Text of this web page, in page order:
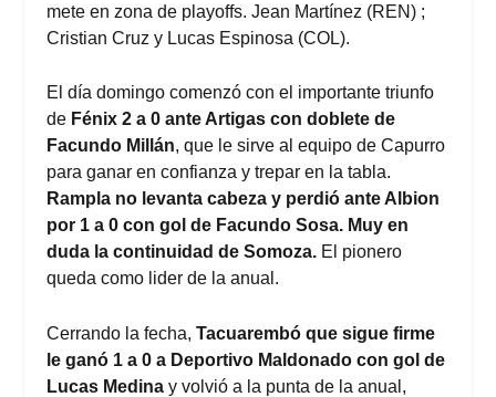
mete en zona de playoffs. Jean Martínez (REN) ;
Cristian Cruz y Lucas Espinosa (COL).
El día domingo comenzó con el importante triunfo
de Fénix 2 a 0 ante Artigas con doblete de
Facundo Millán, que le sirve al equipo de Capurro
para ganar en confianza y trepar en la tabla.
Rampla no levanta cabeza y perdió ante Albion
por 1 a 0 con gol de Facundo Sosa. Muy en
duda la continuidad de Somoza. El pionero
queda como lider de la anual.
Cerrando la fecha, Tacuarembó que sigue firme
le ganó 1 a 0 a Deportivo Maldonado con gol de
Lucas Medina y volvió a la punta de la anual,